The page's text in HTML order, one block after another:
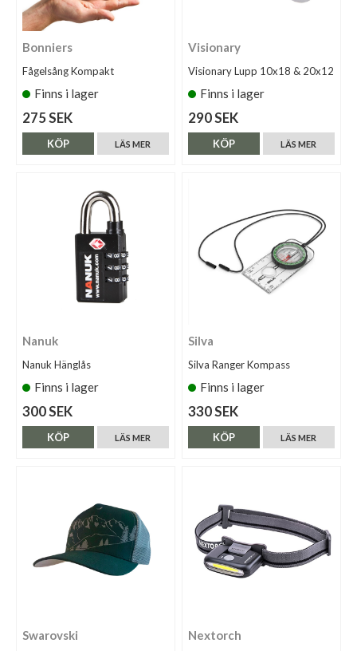
Bonniers
Fågelsång Kompakt
Finns i lager
275 SEK
LÄS MER
KÖP
Visionary
Visionary Lupp 10x18 & 20x12
Finns i lager
290 SEK
LÄS MER
KÖP
Nanuk
Nanuk Hänglås
Finns i lager
300 SEK
LÄS MER
KÖP
Silva
Silva Ranger Kompass
Finns i lager
330 SEK
LÄS MER
KÖP
Swarovski Nextorch